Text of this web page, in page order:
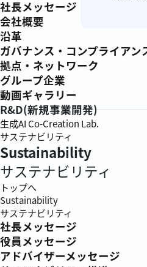
社長メッセージ
会社概要
沿革
ガバナンス・コンプライアン
拠点・ネットワーク
グループ企業
動画ギャラリー
R&D(新規事業開発)
生成AI Co-Creation Lab.
サステナビリティ
Sustainability
サステナビリティ
トップへ
Sustainability
サステナビリティ
社長メッセージ
役員メッセージ
アドバイザーメッセージ